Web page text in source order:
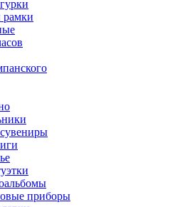
рамки
приборы